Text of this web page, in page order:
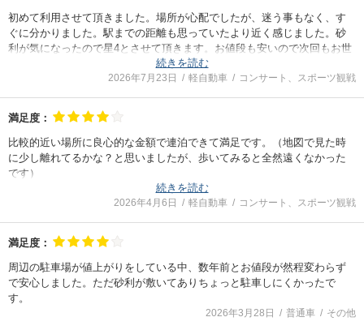
初めて利用させて頂きました。場所が心配でしたが、迷う事もなく、す
ぐに分かりました。駅までの距離も思っていたより近く感じました。砂
利が気になったので星4とさせて頂きます。お値段も安いので次回もお世
続きを読む
2026年7月23日 軽自動車 コンサート、スポーツ観戦
満足度：
比較的近い場所に良心的な金額で連泊できて満足です。（地図で見た時
に少し離れてるかな？と思いましたが、歩いてみると全然遠くなかった
です）
あまり砂利の駐車場に停めたことないので、駐車場内の砂利が深い場所
だけ、他の車に石を飛ばしてしまわないか？少しだけ怖かったですが、
大丈夫でした。
また機会があれば、利用したいです。
続きを読む
2026年4月6日 軽自動車 コンサート、スポーツ観戦
満足度：
周辺の駐車場が値上がりをしている中、数年前とお値段が然程変わらず
で安心しました。ただ砂利が敷いてありちょっと駐車しにくかったで
す。
2026年3月28日 普通車 その他